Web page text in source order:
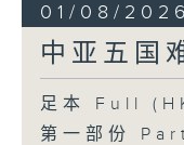
01/08/2026
中亚五国
足本 Full
第一部份